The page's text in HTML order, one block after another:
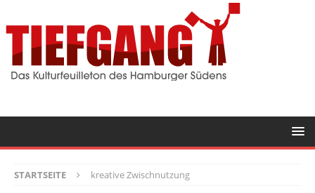
STARTSEITE kreative Zwischnutzung